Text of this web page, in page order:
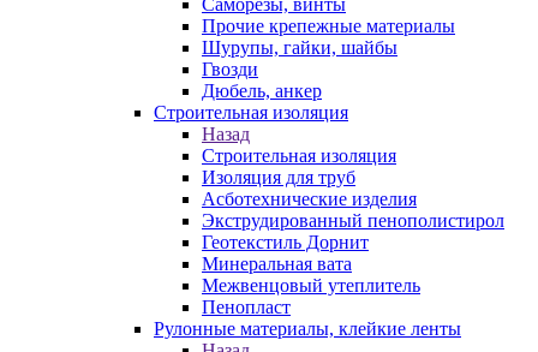
Саморезы, винты
Прочие крепежные материалы
Шурупы, гайки, шайбы
Гвозди
Дюбель, анкер
Строительная изоляция
Назад
Строительная изоляция
Изоляция для труб
Асботехнические изделия
Экструдированный пенополистирол
Геотекстиль Дорнит
Минеральная вата
Межвенцовый утеплитель
Пенопласт
Рулонные материалы, клейкие ленты